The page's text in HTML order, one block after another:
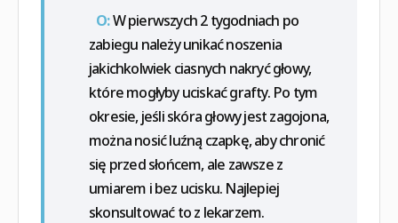
O:W pierwszych 2 tygodniach po
zabiegu należy unikać noszenia
jakichkolwiek ciasnych nakryć głowy,
które mogłyby uciskać grafty. Po tym
okresie, jeśli skóra głowy jest zagojona,
można nosić luźną czapkę, aby chronić
się przed słońcem, ale zawsze z
umiarem i bez ucisku. Najlepiej
skonsultować to z lekarzem.